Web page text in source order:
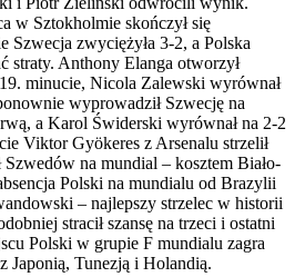
w Sztokholmie skończył się
Szwecja zwyciężyła 3-2, a Polska
straty. Anthony Elanga otworzył
minucie, Nicola Zalewski wyrównał
wyprowadził Szwecję na
a Karol Świderski wyrównał na 2-2
Viktor Gyökeres z Arsenalu strzelił
Szwedów na mundial – kosztem Biało-
Polski na mundialu od Brazylii
– najlepszy strzelec w historii
stracił szansę na trzeci i ostatni
Polski w grupie F mundialu zagra
Japonią, Tunezją i Holandią.